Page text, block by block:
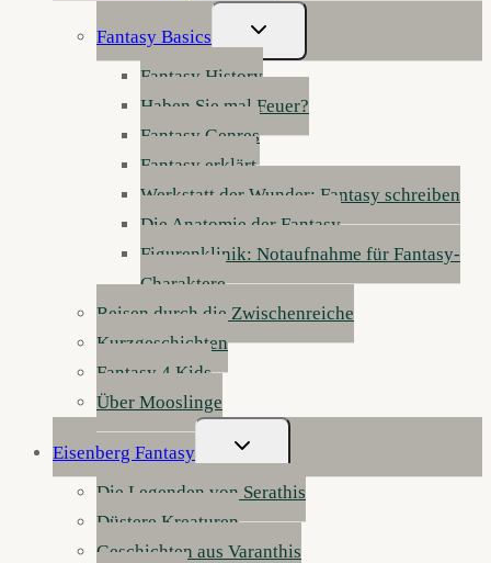
Fantasy Basics
Untermenü
Umschalten
Fantasy History
Haben Sie mal Feuer?
Fantasy Genres
Fantasy erklärt
Werkstatt der Wunder: Fantasy schreiben
Die Anatomie der Fantasy
Figurenklinik: Notaufnahme für Fantasy-
Charaktere
Reisen durch die Zwischenreiche
Kurzgeschichten
Fantasy 4 Kids
Über Mooslinge
Eisenberg Fantasy
Untermenü
Umschalten
Die Legenden von Serathis
Düstere Kreaturen
Geschichten aus Varanthis